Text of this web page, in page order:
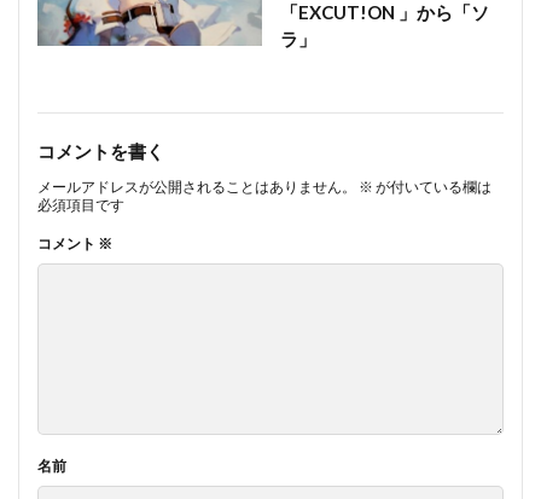
「EXCUT!ON 」から「ソ
ラ」
コメントを書く
メールアドレスが公開されることはありません。 ※ が付いている欄は
必須項目です
コメント ※
名前